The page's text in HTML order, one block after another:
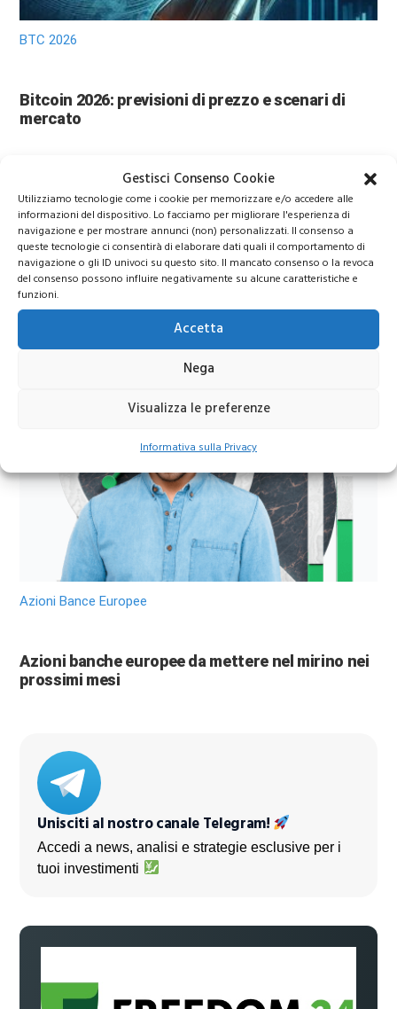
Gestisci Consenso Cookie
Utilizziamo tecnologie come i cookie per memorizzare e/o accedere alle
informazioni del dispositivo. Lo facciamo per migliorare l'esperienza di
navigazione e per mostrare annunci (non) personalizzati. Il consenso a
queste tecnologie ci consentirà di elaborare dati quali il comportamento di
navigazione o gli ID univoci su questo sito. Il mancato consenso o la revoca
del consenso possono influire negativamente su alcune caratteristiche e
funzioni.
Accetta
Nega
Visualizza le preferenze
Informativa sulla Privacy
BTC 2026
Bitcoin 2026: previsioni di prezzo e scenari di
mercato
Oro verso 6.000 dollari? Le nuove previsioni di
Wall Street sorprendono gli investitori
Azioni Bance Europee
Azioni banche europee da mettere nel mirino nei
prossimi mesi
Unisciti al nostro canale Telegram!
Accedi a news, analisi e strategie esclusive per i
tuoi investimenti